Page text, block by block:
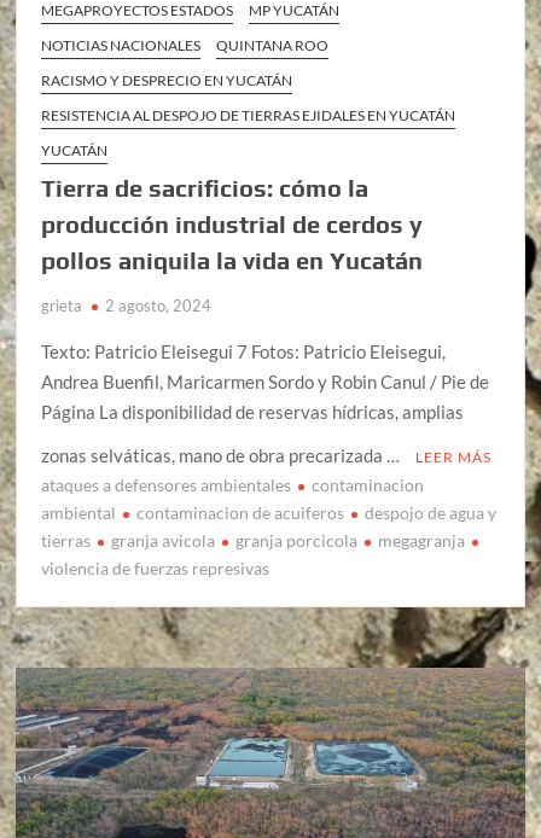
MEGAPROYECTOS ESTADOS
MP YUCATÁN
NOTICIAS NACIONALES
QUINTANA ROO
RACISMO Y DESPRECIO EN YUCATÁN
RESISTENCIA AL DESPOJO DE TIERRAS EJIDALES EN YUCATÁN
YUCATÁN
Tierra de sacrificios: cómo la
producción industrial de cerdos y
pollos aniquila la vida en Yucatán
grieta 2 agosto, 2024
Texto: Patricio Eleisegui 7 Fotos: Patricio Eleisegui,
Andrea Buenfil, Maricarmen Sordo y Robin Canul / Pie de
Página La disponibilidad de reservas hídricas, amplias
zonas selváticas, mano de obra precarizada …
LEER MÁS
ataques a defensores ambientales
contaminacion
ambiental
contaminacion de acuiferos
despojo de agua y
tierras
granja avicola granja porcicola
megagranja
violencia de fuerzas represivas